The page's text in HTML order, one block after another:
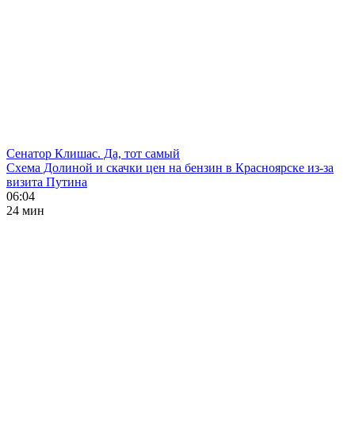
Сенатор Клишас. Да, тот самый
Схема Долиной и скачки цен на бензин в Красноярске из-за
визита Путина
06:04
24 мин